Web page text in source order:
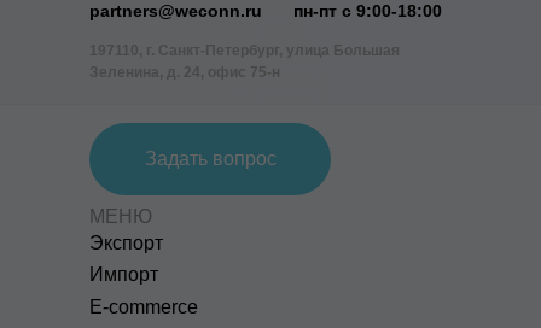
partners@weconn.ru
пн-пт с 9:00-18:00
197110, г. Санкт-Петербург, улица Большая
Зеленина, д. 24, офис 75-н
Задать вопрос
МЕНЮ
E-commerce
Экспорт
Импорт